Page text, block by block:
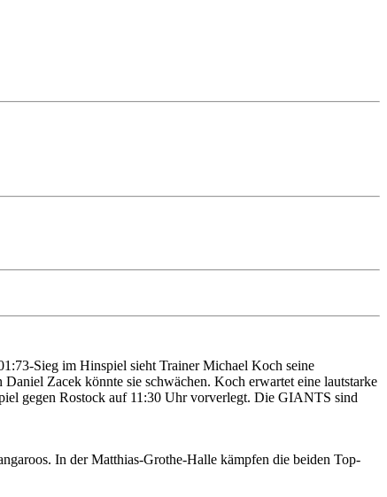
Sieg im Hinspiel sieht Trainer Michael Koch seine
Zacek könnte sie schwächen. Koch erwartet eine lautstarke
gegen Rostock auf 11:30 Uhr vorverlegt. Die GIANTS sind
In der Matthias-Grothe-Halle kämpfen die beiden Top-